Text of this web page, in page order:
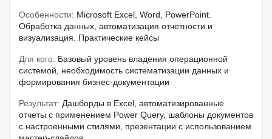
Особенности: Microsoft Excel, Word, PowerPoint.
Обработка данных, автоматизация отчетности и
визуализация. Практические кейсы
Для кого: Базовый уровень владения операционной
системой, необходимость систематизации данных и
формирования бизнес-документации
Результат: Дашборды в Excel, автоматизированные
отчеты с применением Power Query, шаблоны документов
с настроенными стилями, презентации с использованием